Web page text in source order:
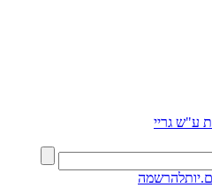
ע"ש גריי
להרשמה